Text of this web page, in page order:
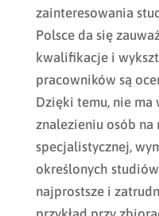
zainteresowania
Polsce da się
kwalifikacje i
pracowników są
Dzięki temu, nie ma
znalezieniu osób na
specjalistycznej,
określonych
najprostsze i